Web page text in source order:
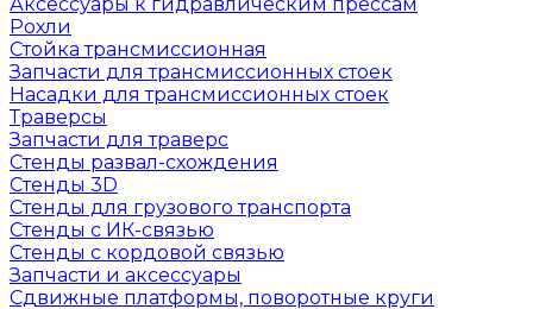
Рохли
Стойка трансмиссионная
Запчасти для трансмиссионных стоек
Насадки для трансмиссионных стоек
Траверсы
Запчасти для траверс
Стенды развал-схождения
Стенды 3D
Стенды для грузового транспорта
Стенды с ИК-связью
Стенды с кордовой связью
Запчасти и аксессуары
Сдвижные платформы, поворотные круги